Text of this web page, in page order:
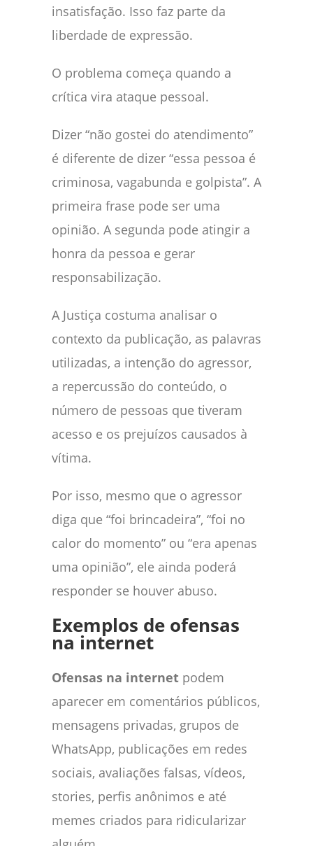
insatisfação. Isso faz parte da
liberdade de expressão.
O problema começa quando a
crítica vira ataque pessoal.
Dizer “não gostei do atendimento”
é diferente de dizer “essa pessoa é
criminosa, vagabunda e golpista”. A
primeira frase pode ser uma
opinião. A segunda pode atingir a
honra da pessoa e gerar
responsabilização.
A Justiça costuma analisar o
contexto da publicação, as palavras
utilizadas, a intenção do agressor,
a repercussão do conteúdo, o
número de pessoas que tiveram
acesso e os prejuízos causados à
vítima.
Por isso, mesmo que o agressor
diga que “foi brincadeira”, “foi no
calor do momento” ou “era apenas
uma opinião”, ele ainda poderá
responder se houver abuso.
Exemplos de ofensas
na internet
Ofensas na internet podem
aparecer em comentários públicos,
mensagens privadas, grupos de
WhatsApp, publicações em redes
sociais, avaliações falsas, vídeos,
stories, perfis anônimos e até
memes criados para ridicularizar